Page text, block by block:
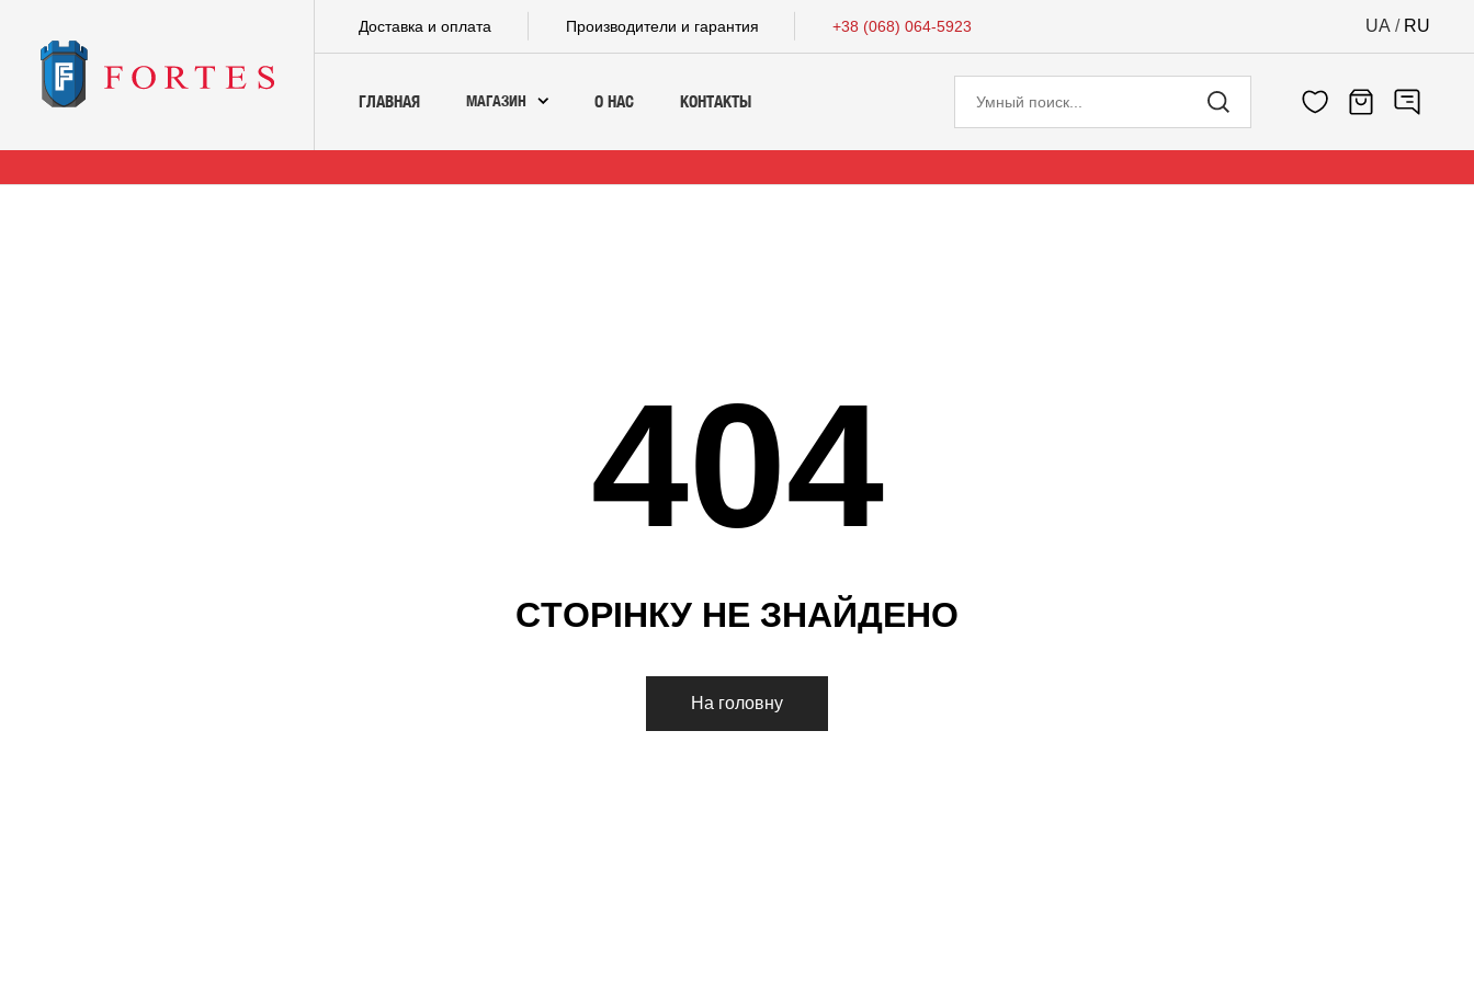
Доставка и оплата Производители и гарантия +38 (068) 064-5923 UA / RU
ГЛАВНАЯ МАГАЗИН О НАС КОНТАКТЫ
404
СТОРІНКУ НЕ ЗНАЙДЕНО
На головну